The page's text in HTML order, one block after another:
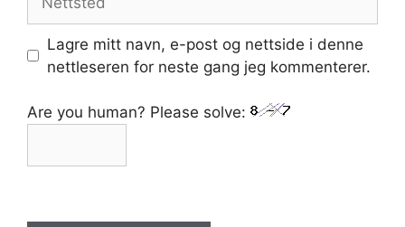
Lagre mitt navn, e-post og nettside i denne
nettleseren for neste gang jeg kommenterer.
Are you human? Please solve: